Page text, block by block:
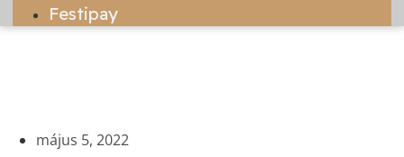
Festipay
május 5, 2022